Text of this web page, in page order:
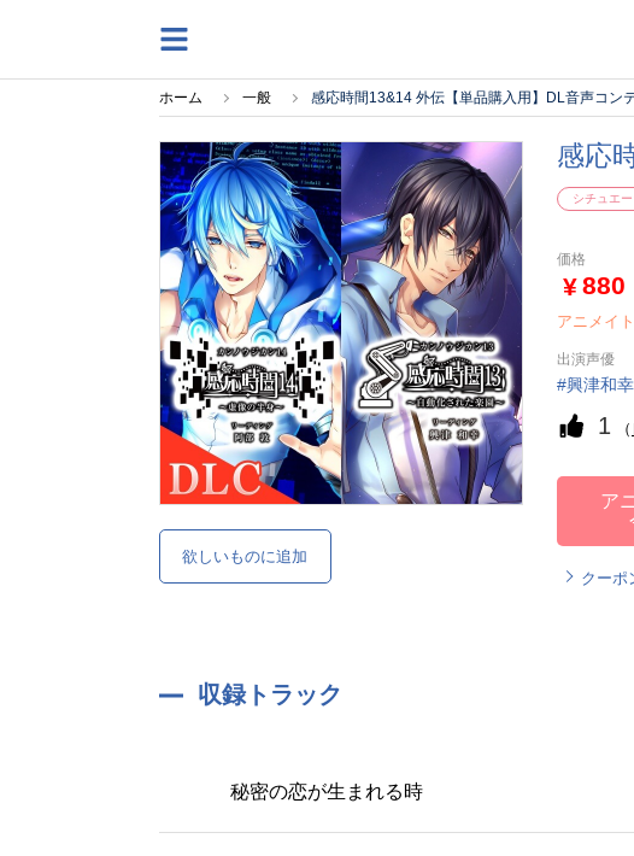
ホーム 一般 感応時間13&14 外伝【単品購入用】DL音声コン
欲しいものに追加
感応
シチュエ
価格
880
アニメイ
出演声優
興津和幸
1 （
ア
クーポ
収録トラック
秘密の恋が生まれる時